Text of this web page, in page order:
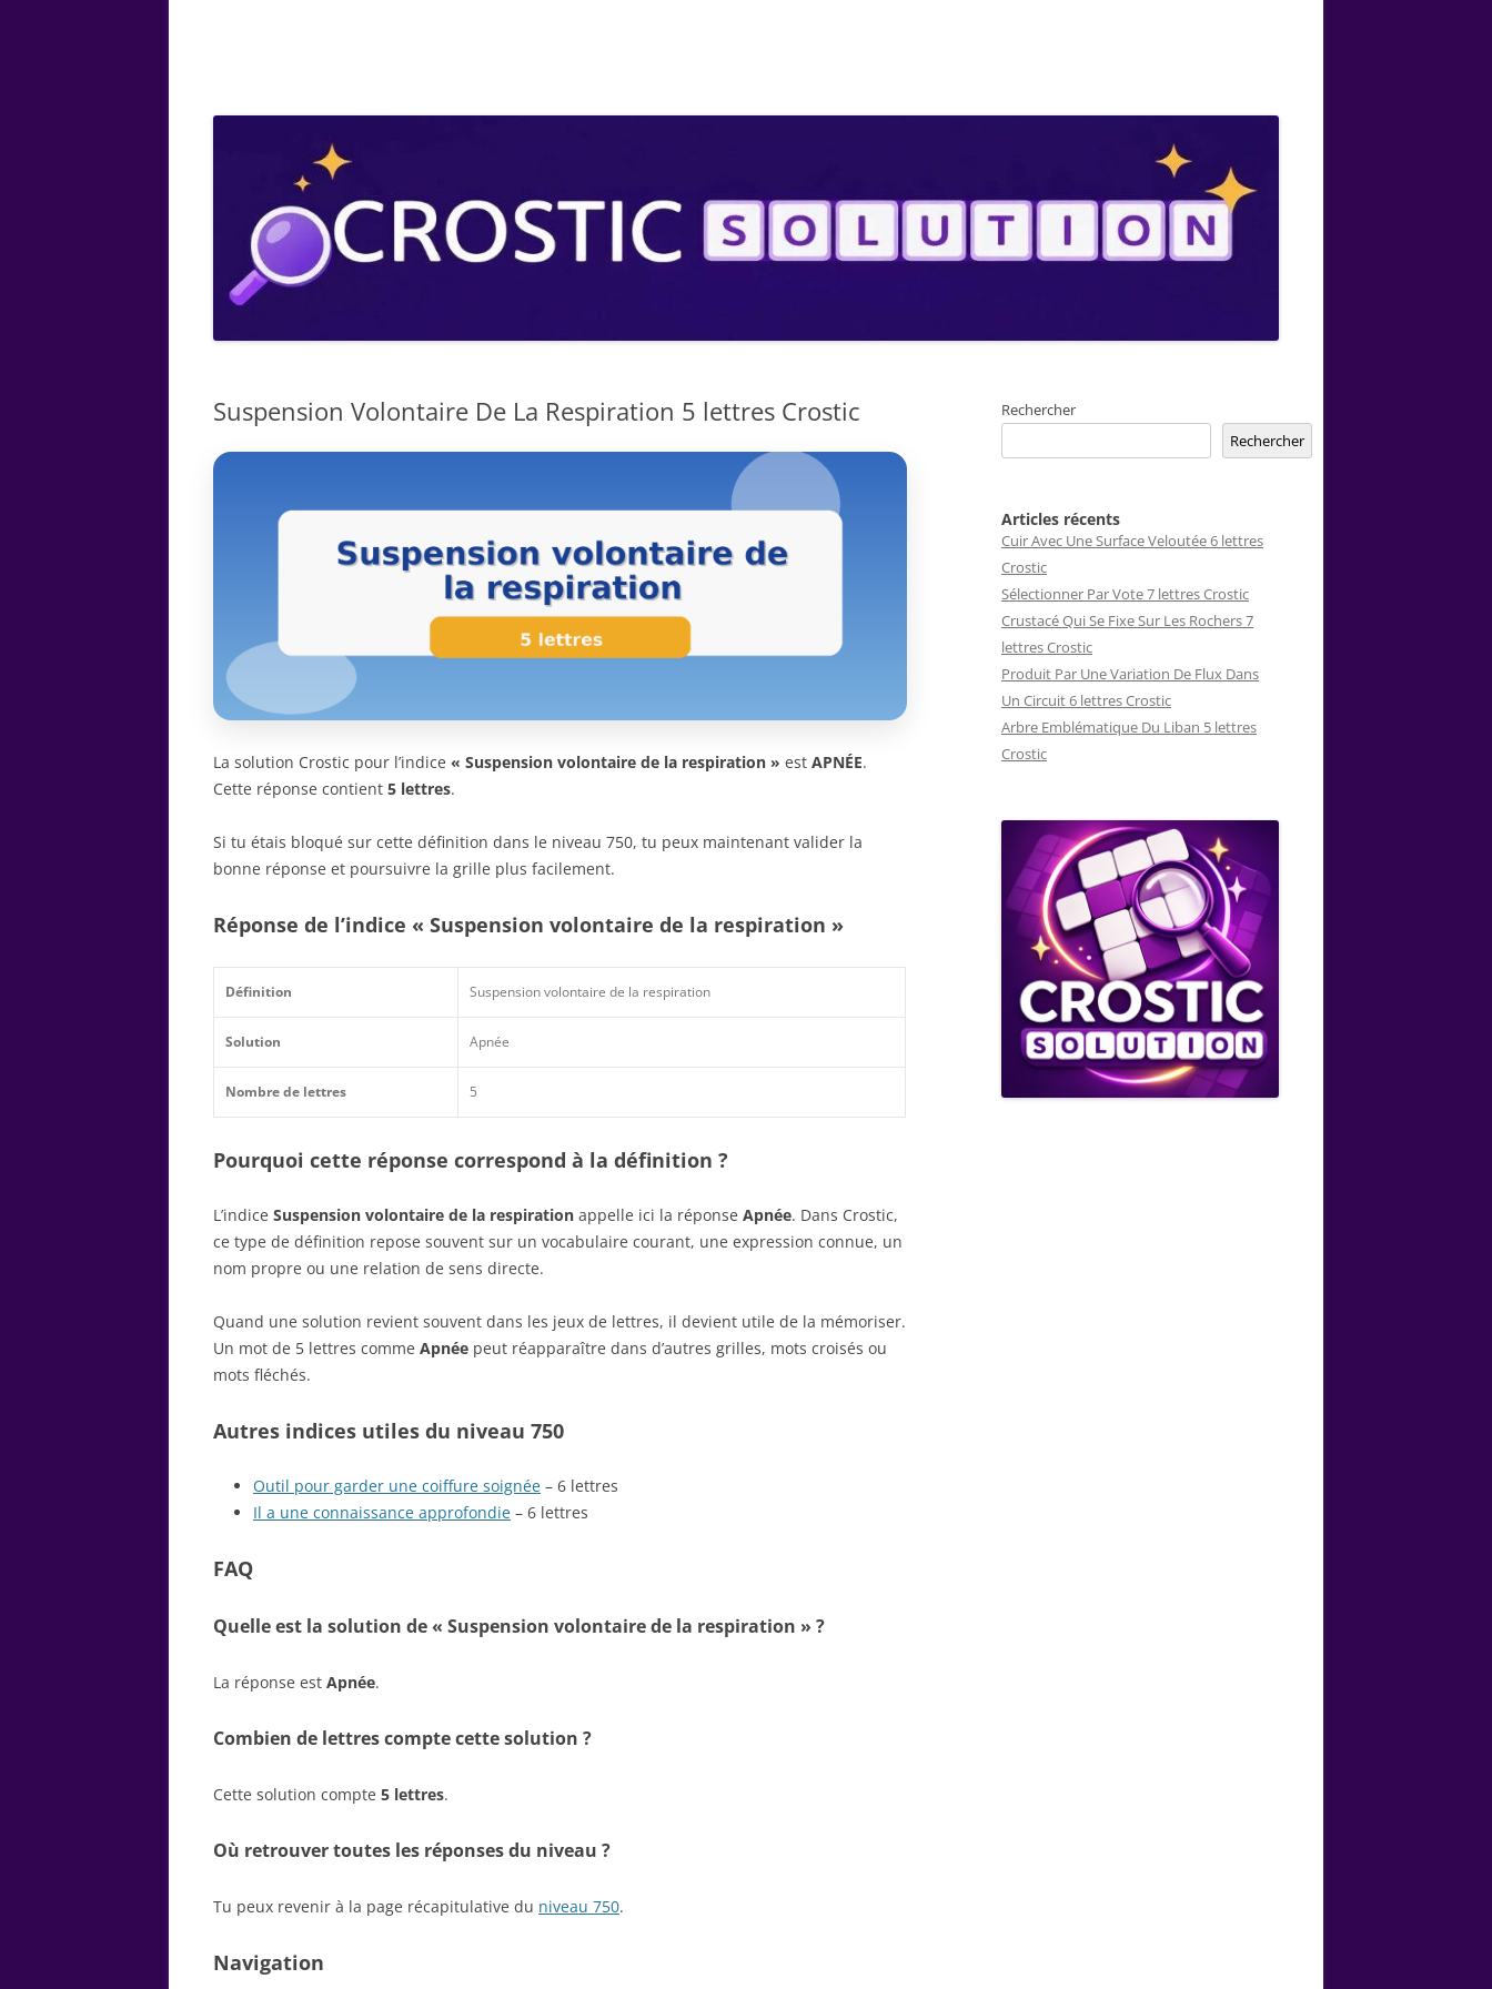
Suspension Volontaire De La Respiration 5 lettres Crostic
La solution Crostic pour l’indice « Suspension volontaire de la respiration » est APNÉE.
Cette réponse contient 5 lettres.
Si tu étais bloqué sur cette définition dans le niveau 750, tu peux maintenant valider la
bonne réponse et poursuivre la grille plus facilement.
Réponse de l’indice « Suspension volontaire de la respiration »
Définition Suspension volontaire de la respiration
Solution Apnée
Nombre de lettres 5
Pourquoi cette réponse correspond à la définition ?
L’indice Suspension volontaire de la respiration appelle ici la réponse Apnée. Dans Crostic,
ce type de définition repose souvent sur un vocabulaire courant, une expression connue, un
nom propre ou une relation de sens directe.
Quand une solution revient souvent dans les jeux de lettres, il devient utile de la mémoriser.
Un mot de 5 lettres comme Apnée peut réapparaître dans d’autres grilles, mots croisés ou
mots fléchés.
Autres indices utiles du niveau 750
Outil pour garder une coiffure soignée – 6 lettres
Il a une connaissance approfondie – 6 lettres
FAQ
Quelle est la solution de « Suspension volontaire de la respiration » ?
La réponse est Apnée.
Combien de lettres compte cette solution ?
Cette solution compte 5 lettres.
Où retrouver toutes les réponses du niveau ?
Tu peux revenir à la page récapitulative du niveau 750.
Navigation
Rechercher
Rechercher
Articles récents
Cuir Avec Une Surface Veloutée 6 lettres
Crostic
Sélectionner Par Vote 7 lettres Crostic
Crustacé Qui Se Fixe Sur Les Rochers 7
lettres Crostic
Produit Par Une Variation De Flux Dans
Un Circuit 6 lettres Crostic
Arbre Emblématique Du Liban 5 lettres
Crostic